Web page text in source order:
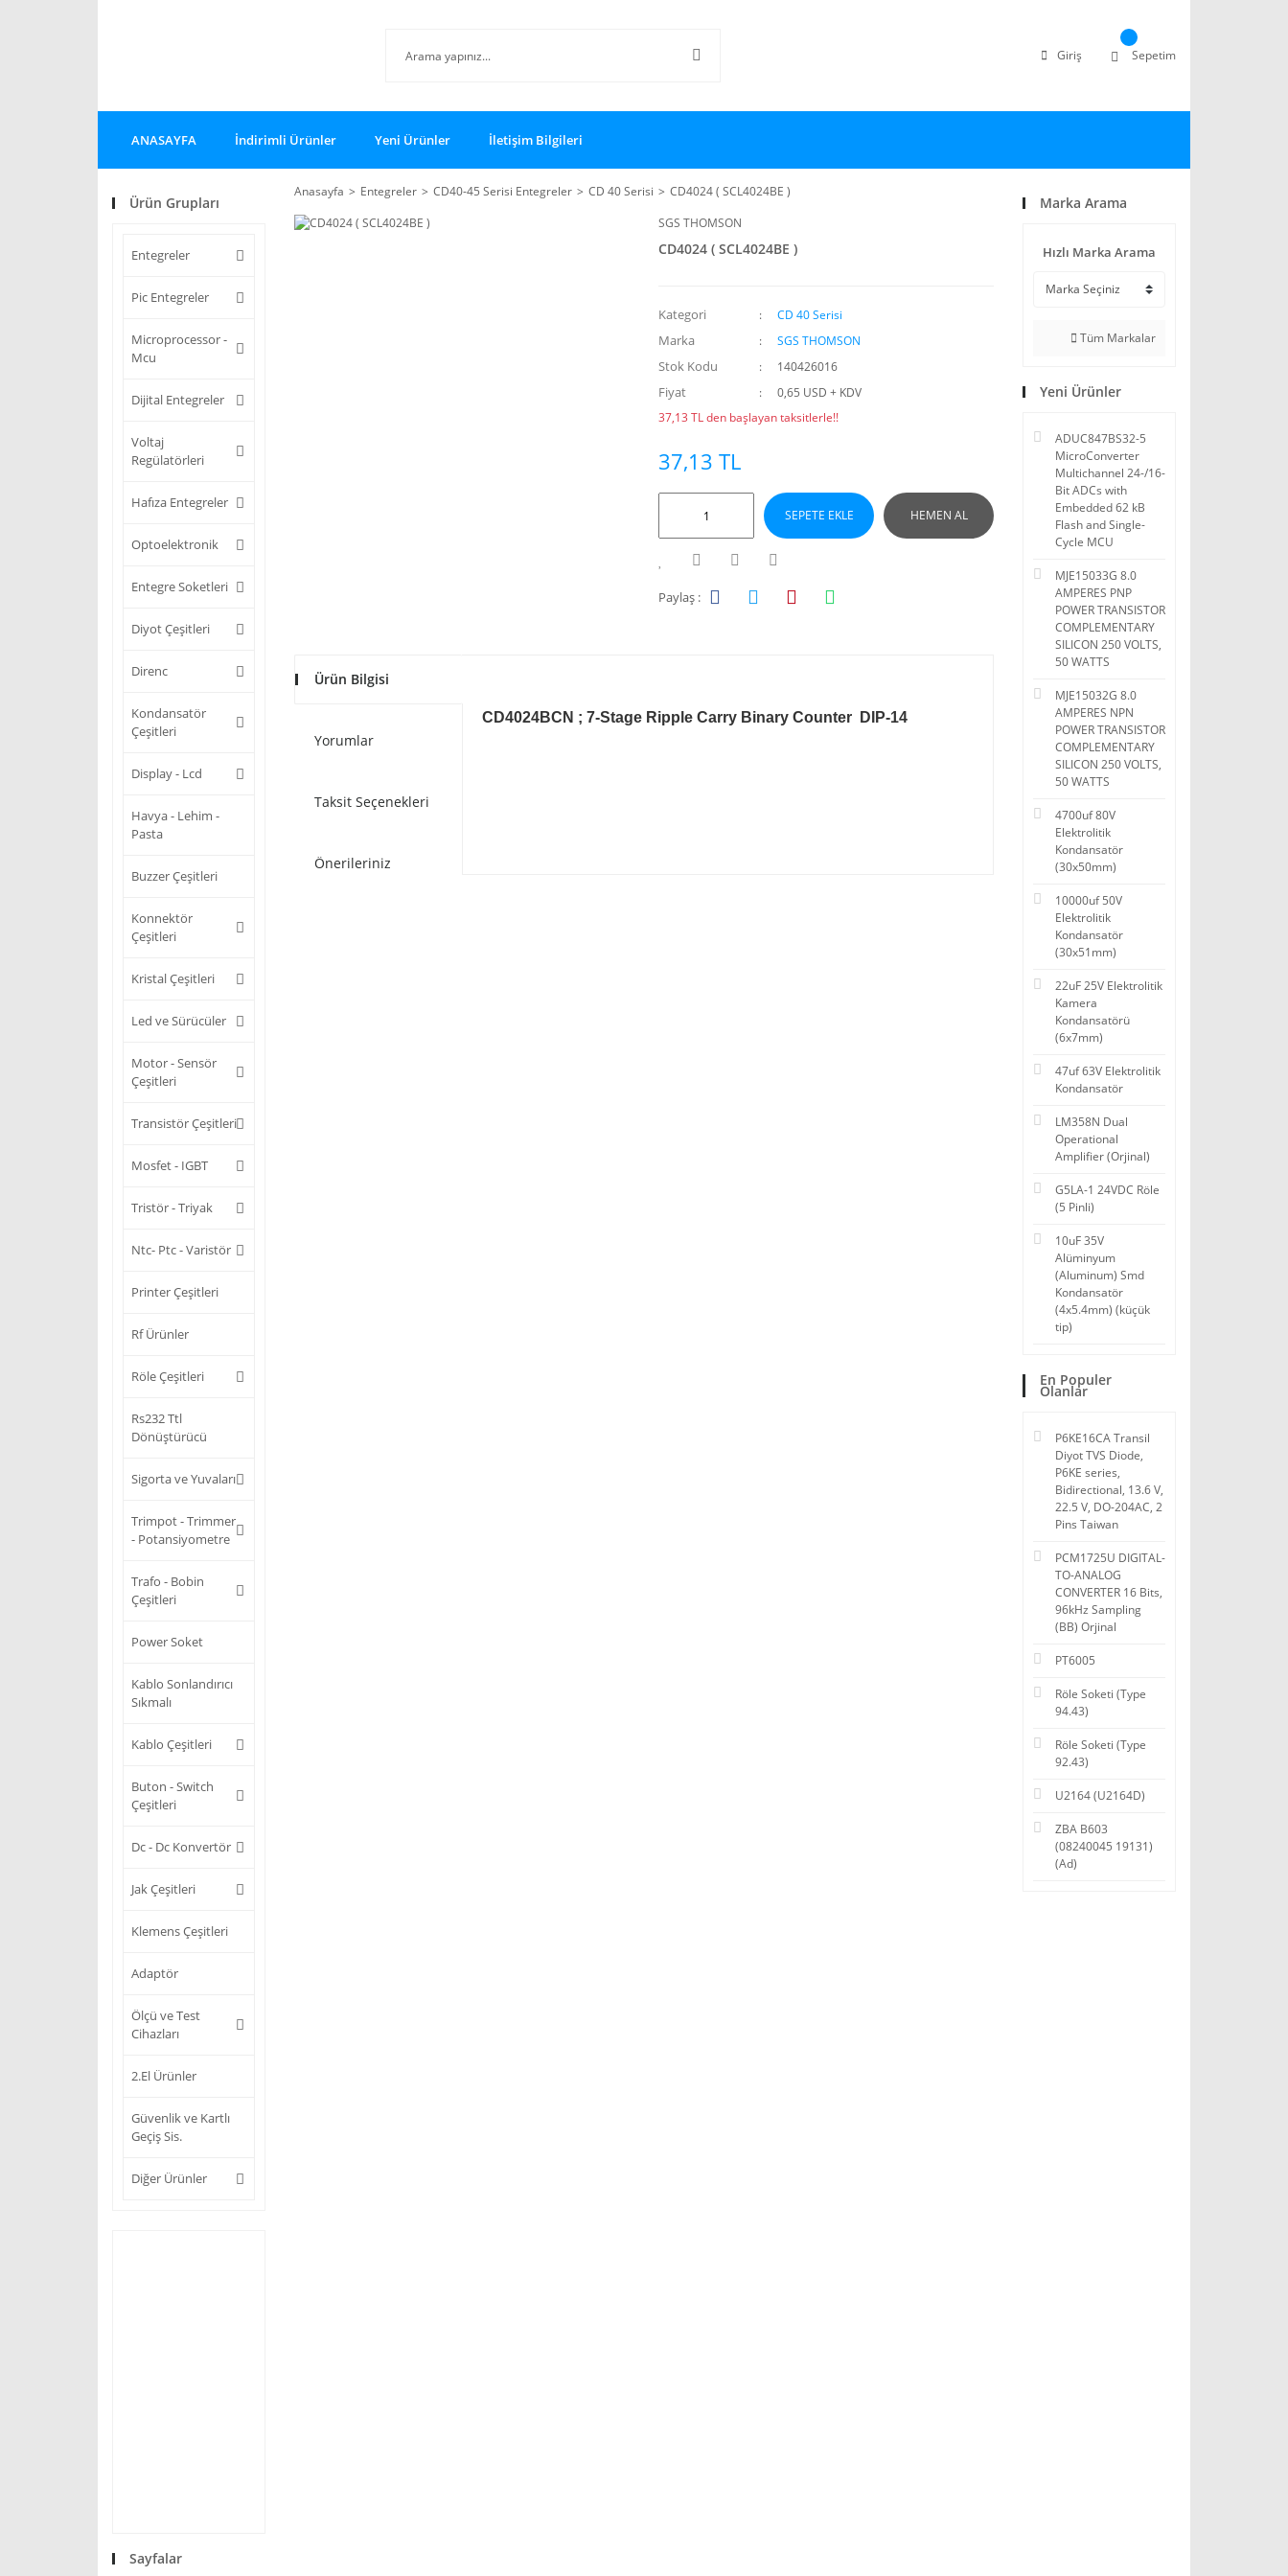
Giriş Sepetim
ANASAYFA İndirimli Ürünler Yeni Ürünler İletişim Bilgileri
Ürün Grupları
Entegreler
Pic Entegreler
Microprocessor -
Mcu
Dijital Entegreler
Voltaj
Regülatörleri
Hafıza Entegreler
Optoelektronik
Entegre Soketleri
Diyot Çeşitleri
Direnc
Kondansatör
Çeşitleri
Display - Lcd
Havya - Lehim -
Pasta
Buzzer Çeşitleri
Konnektör
Çeşitleri
Kristal Çeşitleri
Led ve Sürücüler
Motor - Sensör
Çeşitleri
Transistör Çeşitleri
Mosfet - IGBT
Tristör - Triyak
Ntc- Ptc - Varistör
Printer Çeşitleri
Rf Ürünler
Röle Çeşitleri
Rs232 Ttl
Dönüştürücü
Sigorta ve Yuvaları
Trimpot - Trimmer
- Potansiyometre
Trafo - Bobin
Çeşitleri
Power Soket
Kablo Sonlandırıcı
Sıkmalı
Kablo Çeşitleri
Buton - Switch
Çeşitleri
Dc - Dc Konvertör
Jak Çeşitleri
Klemens Çeşitleri
Adaptör
Ölçü ve Test
Cihazları
2.El Ürünler
Güvenlik ve Kartlı
Geçiş Sis.
Diğer Ürünler
Sayfalar
Anasayfa Entegreler CD40-45 Serisi Entegreler CD 40 Serisi
CD4024 ( SCL4024BE )
SGS THOMSON
CD4024 ( SCL4024BE )
Kategori CD 40 Serisi
Marka SGS THOMSON
Stok Kodu 140426016
Fiyat
0,65 USD + KDV
37,13 TL den başlayan taksitlerle!!
37,13 TL
SEPETE EKLE HEMEN AL
Paylaş :
Ürün Bilgisi
Yorumlar
Taksit Seçenekleri
Önerileriniz
CD4024BCN ; 7-Stage Ripple Carry Binary Counter DIP-14
Marka Arama
Hızlı Marka Arama
Tüm Markalar
Yeni Ürünler
ADUC847BS32-5
MicroConverter
Multichannel 24-/16-
Bit ADCs with
Embedded 62 kB
Flash and Single-
Cycle MCU
MJE15033G 8.0
AMPERES PNP
POWER TRANSISTOR
COMPLEMENTARY
SILICON 250 VOLTS,
50 WATTS
MJE15032G 8.0
AMPERES NPN
POWER TRANSISTOR
COMPLEMENTARY
SILICON 250 VOLTS,
50 WATTS
4700uf 80V
Elektrolitik
Kondansatör
(30x50mm)
10000uf 50V
Elektrolitik
Kondansatör
(30x51mm)
22uF 25V Elektrolitik
Kamera
Kondansatörü
(6x7mm)
47uf 63V Elektrolitik
Kondansatör
LM358N Dual
Operational
Amplifier (Orjinal)
G5LA-1 24VDC Röle
(5 Pinli)
10uF 35V
Alüminyum
(Aluminum) Smd
Kondansatör
(4x5.4mm) (küçük
tip)
En Populer
Olanlar
P6KE16CA Transil
Diyot TVS Diode,
P6KE series,
Bidirectional, 13.6 V,
22.5 V, DO-204AC, 2
Pins Taiwan
PCM1725U DIGITAL-
TO-ANALOG
CONVERTER 16 Bits,
96kHz Sampling
(BB) Orjinal
PT6005
Röle Soketi (Type
94.43)
Röle Soketi (Type
92.43)
U2164 (U2164D)
ZBA B603
(08240045 19131)
(Ad)